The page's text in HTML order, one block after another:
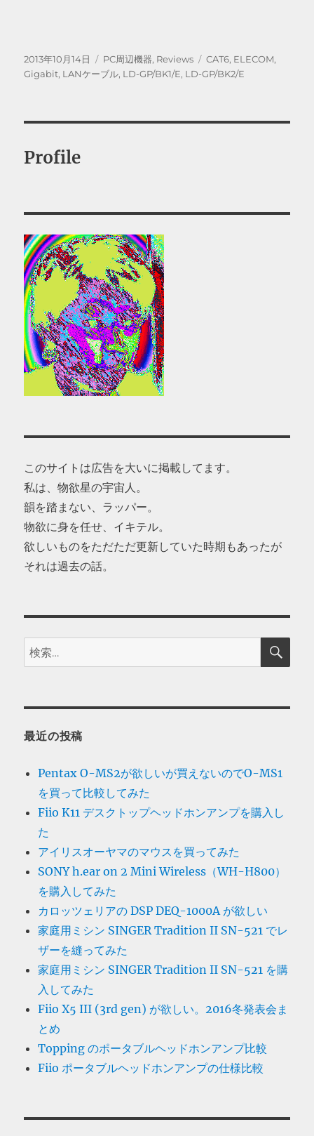
投
稿
2013年10月14日
カ
テ
PC周辺機器, Reviews
タ
グ
CAT6, ELECOM,
Gigabit, LANケーブル, LD-GP/BK1/E, LD-GP/BK2/E
Profile
このサイトは広告を大いに掲載してます。
私は、物欲星の宇宙人。
韻を踏まない、ラッパー。
物欲に身を任せ、イキテル。
欲しいものをただただ更新していた時期もあったが
それは過去の話。
検
索:
検
最近の投稿
Pentax O-MS2が欲しいが買えないのでO-MS1
を買って比較してみた
Fiio K11 デスクトップヘッドホンアンプを購入し
た
アイリスオーヤマのマウスを買ってみた
SONY h.ear on 2 Mini Wireless（WH-H800）
を購入してみた
カロッツェリアの DSP DEQ-1000A が欲しい
家庭用ミシン SINGER Tradition II SN-521 でレ
ザーを縫ってみた
家庭用ミシン SINGER Tradition II SN-521 を購
入してみた
Fiio X5 III (3rd gen) が欲しい。2016冬発表会ま
とめ
Topping のポータブルヘッドホンアンプ比較
Fiio ポータブルヘッドホンアンプの仕様比較